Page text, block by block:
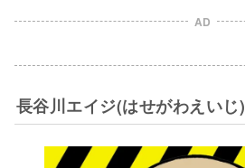
AD
長谷川エイジ(はせがわえいじ)